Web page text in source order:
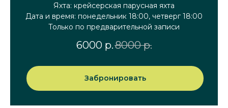
Яхта: крейсерская парусная яхта
Дата и время: понедельник 18:00, четверг 18:00
Только по предварительной записи
6000 р.8000 р.
Забронировать